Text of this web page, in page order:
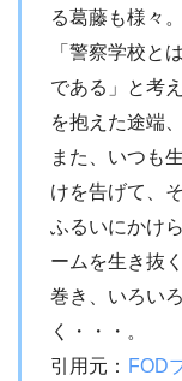
る葛藤も様々。
「警察学校と
である」と考
を抱えた途端
また、いつも
けを告げて、
ふるいにかけ
ームを生き抜
巻き、いろい
く・・・。
引用元： FOD